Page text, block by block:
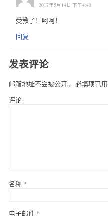
2017年5月14日 下午4:40
受教了！呵呵！
回复
发表评论
邮箱地址不会被公开。 必填项已用
评论
名称 *
电子邮件 *